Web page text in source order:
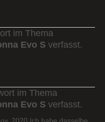
im Thema
Evo S verfasst.
im Thema
Evo S verfasst.
2020 Ich habe dasselbe